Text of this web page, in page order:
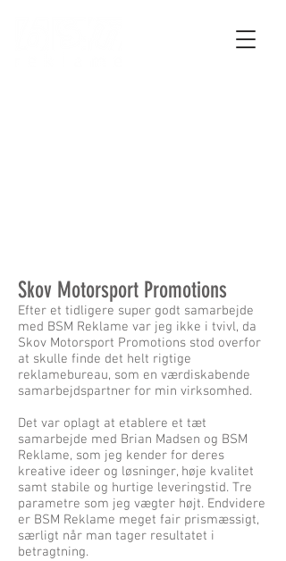
Skov Motorsport Promotions
Efter et tidligere super godt samarbejde
med BSM Reklame var jeg ikke i tvivl, da
Skov Motorsport Promotions stod overfor
at skulle finde det helt rigtige
reklamebureau, som en værdiskabende
samarbejdspartner for min virksomhed.
Det var oplagt at etablere et tæt
samarbejde med Brian Madsen og BSM
Reklame, som jeg kender for deres
kreative ideer og løsninger, høje kvalitet
samt stabile og hurtige leveringstid. Tre
parametre som jeg vægter højt. Endvidere
er BSM Reklame meget fair prismæssigt,
særligt når man tager resultatet i
betragtning.